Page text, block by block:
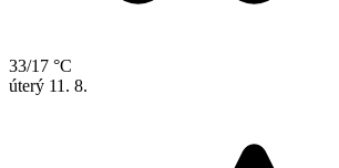
33/17 °C
úterý 11. 8.